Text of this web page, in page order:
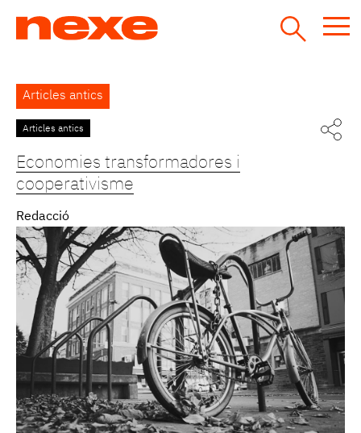
Back
to
top
Articles antics
Articles antics
Economies transformadores i
cooperativisme
Redacció
Pàgines